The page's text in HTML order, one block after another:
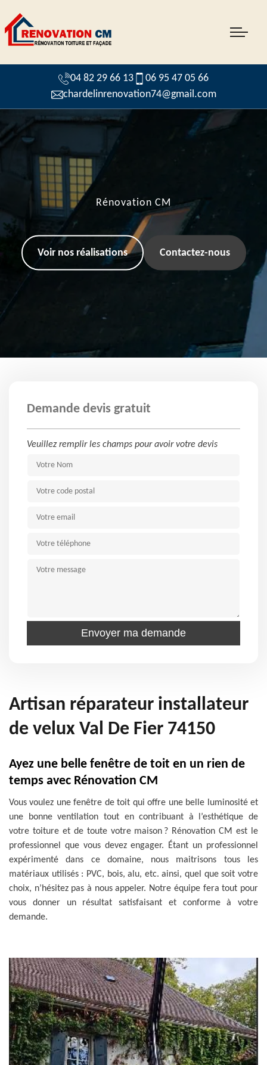
04 82 29 66 13
06 95 47 05 66
chardelinrenovation74@gmail.com
Rénovation CM
Voir nos réalisations Contactez-nous
Demande devis gratuit
Veuillez remplir les champs pour avoir votre devis
Artisan réparateur installateur
de velux Val De Fier 74150
Ayez une belle fenêtre de toit en un rien de
temps avec Rénovation CM
Vous voulez une fenêtre de toit qui offre une belle luminosité et
une bonne ventilation tout en contribuant à l’esthétique de
votre toiture et de toute votre maison ? Rénovation CM est le
professionnel que vous devez engager. Étant un professionnel
expérimenté dans ce domaine, nous maitrisons tous les
matériaux utilisés : PVC, bois, alu, etc. ainsi, quel que soit votre
choix, n’hésitez pas à nous appeler. Notre équipe fera tout pour
vous donner un résultat satisfaisant et conforme à votre
demande.